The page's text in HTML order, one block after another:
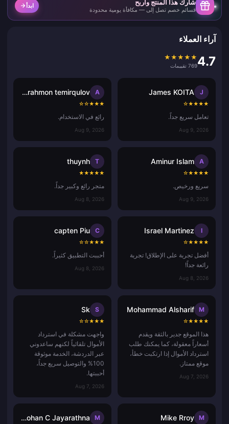
شارك هذا المنتج واربح
قسائم خصم تصل إلى — مكافأة يومية محدودة
ابدأ
آراء العملاء
4.7
★
★
★
★
★
769 تقييمات
J
James KOITA
★
★
★
★
☆
تعامل سريع جداً.
Aug 9, 2026
A
abdurahmon temirqulov
★
★
★
☆
☆
رائع في الاستخدام.
Aug 9, 2026
A
Aminur Islam
★
★
★
★
☆
سريع ورخيص.
Aug 9, 2026
T
thuynh
★
★
★
★
★
متجر رائع وكبير جداً.
Aug 8, 2026
I
Israel Martinez
★
★
★
★
☆
أفضل تجربة على الإطلاق! تجربة
رائعة جداً!
Aug 8, 2026
C
capten Piu
★
★
★
☆
☆
أحببت التطبيق كثيراً.
Aug 8, 2026
M
Mohammad Alsharif
★
★
★
★
☆
هذا الموقع جدير بالثقة ويقدم
أسعاراً معقولة، كما يمكنك طلب
استرداد الأموال إذا ارتكبت خطأ،
موقع ممتاز.
Aug 7, 2026
S
Sk
★
★
★
☆
☆
واجهت مشكلة في استرداد
الأموال تلقائياً لكنهم ساعدوني
عبر الدردشة، الخدمة موثوقة
100% والتوصيل سريع جداً،
أحببتها.
Aug 7, 2026
M
Mike Rroy
M
Mohan C Jayarathna